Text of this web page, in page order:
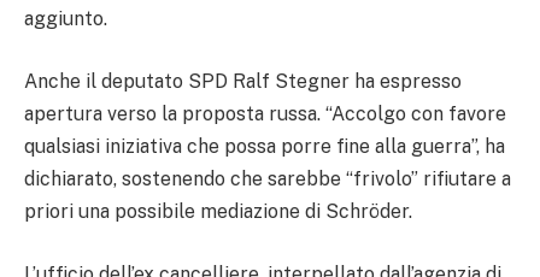
aggiunto.
Anche il deputato SPD Ralf Stegner ha espresso
apertura verso la proposta russa. “Accolgo con favore
qualsiasi iniziativa che possa porre fine alla guerra”, ha
dichiarato, sostenendo che sarebbe “frivolo” rifiutare a
priori una possibile mediazione di Schröder.